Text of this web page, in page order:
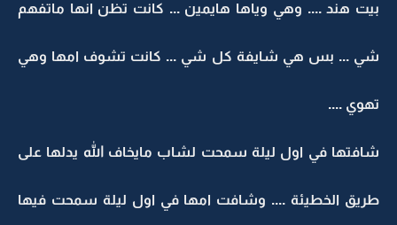
بيت هند .... وهي وياها هايمين ... كانت تظن انها ماتفهم
شي ... بس هي شايفة كل شي ... كانت تشوف امها وهي
تهوي ....
شافتها في اول ليلة سمحت لشاب مايخاف الله يدلها على
طريق الخطيئة .... وشافت امها في اول ليلة سمحت فيها